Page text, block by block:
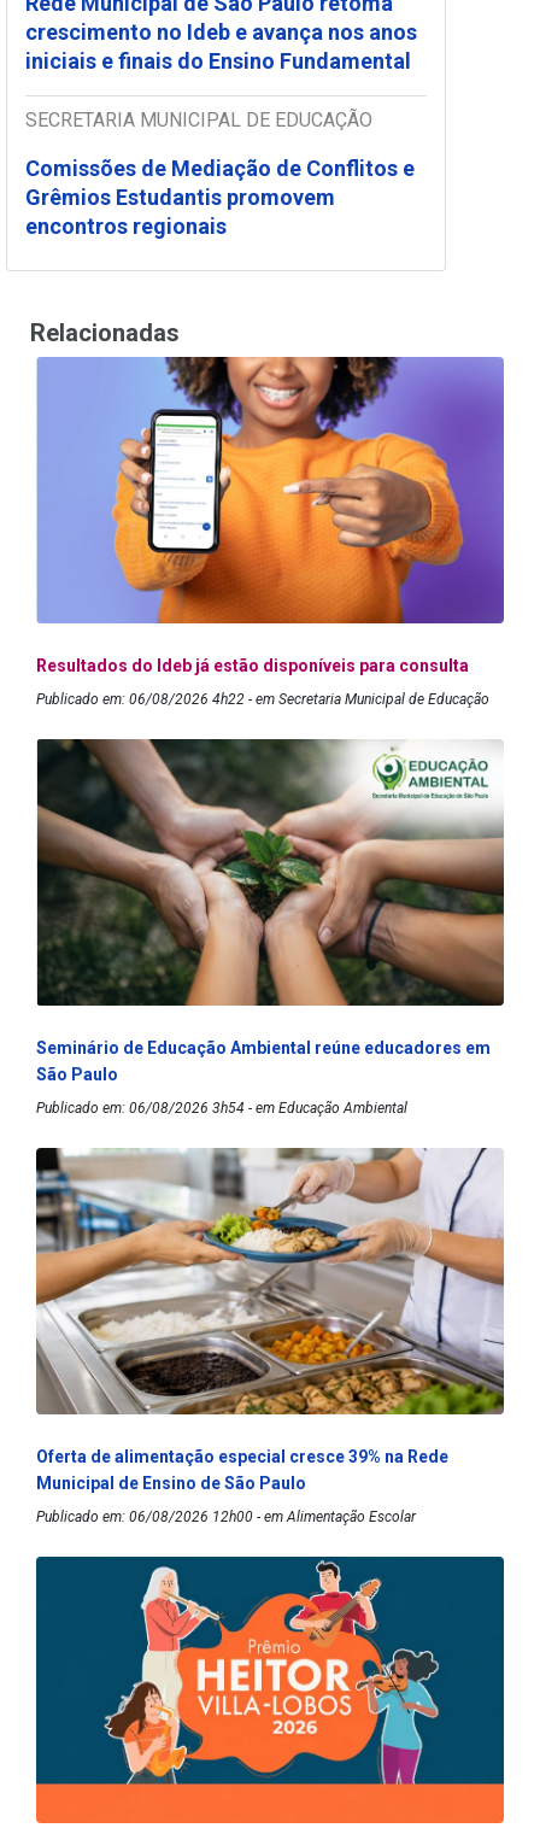
crescimento no Ideb e avança nos anos
iniciais e finais do Ensino Fundamental
SECRETARIA MUNICIPAL DE EDUCAÇÃO
Comissões de Mediação de Conflitos e
Grêmios Estudantis promovem
encontros regionais
Relacionadas
Resultados do Ideb já estão disponíveis para consulta
Publicado em: 06/08/2026 4h22 - em Secretaria Municipal de Educação
Seminário de Educação Ambiental reúne educadores em
São Paulo
Publicado em: 06/08/2026 3h54 - em Educação Ambiental
Oferta de alimentação especial cresce 39% na Rede
Municipal de Ensino de São Paulo
Publicado em: 06/08/2026 12h00 - em Alimentação Escolar